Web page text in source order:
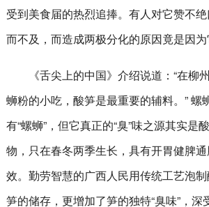
受到美食届的热烈追捧。有人对它赞不
而不及，而造成两极分化的原因竟是因为
《舌尖上的中国》介绍说道：“在柳
蛳粉的小吃，酸笋是最重要的辅料。” 螺
有“螺蛳”，但它真正的“臭”味之源其实是
物，只在春冬两季生长，具有开胃健脾
效。勤劳智慧的广西人民用传统工艺泡
笋的储存，更增加了笋的独特“臭味”，